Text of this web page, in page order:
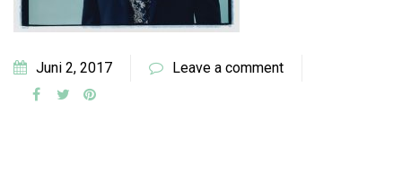
Juni 2, 2017 Leave a comment